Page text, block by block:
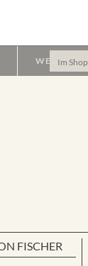
WEINPAKET
FISCHER